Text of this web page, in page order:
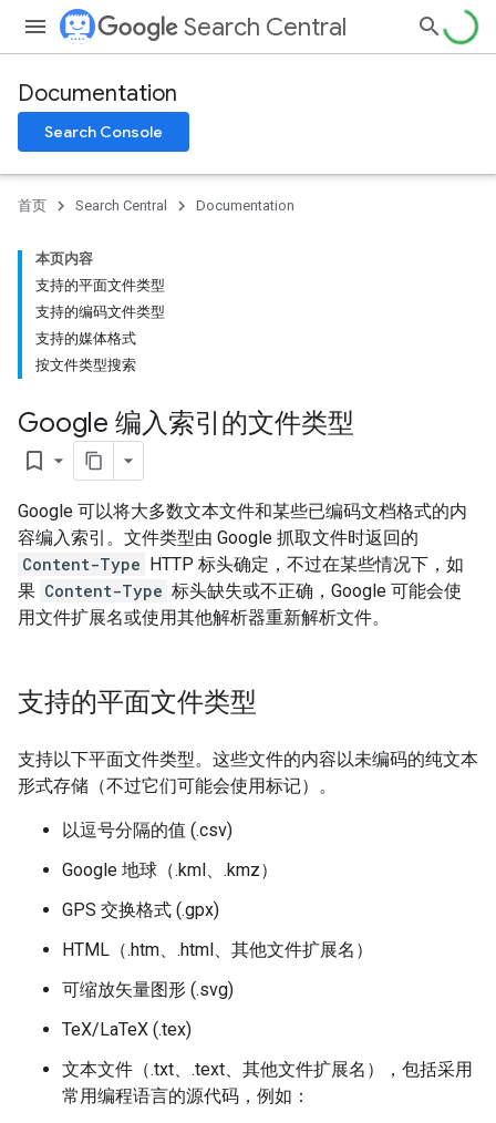
Search Central
Documentation
Search Console
首页 Search Central Documentation
本页内容
支持的平面文件类型
支持的编码文件类型
支持的媒体格式
按文件类型搜索
Google 编入索引的文件类型
bookmark_border
Google 可以将大多数文本文件和某些已编码文档格式的内
容编入索引。文件类型由 Google 抓取文件时返回的
Content-Type HTTP 标头确定，不过在某些情况下，如
果 Content-Type 标头缺失或不正确，Google 可能会使
用文件扩展名或使用其他解析器重新解析文件。
支持的平面文件类型
支持以下平面文件类型。这些文件的内容以未编码的纯文本
形式存储（不过它们可能会使用标记）。
以逗号分隔的值 (.csv)
Google 地球（.kml、.kmz）
GPS 交换格式 (.gpx)
HTML（.htm、.html、其他文件扩展名）
可缩放矢量图形 (.svg)
TeX/LaTeX (.tex)
文本文件（.txt、.text、其他文件扩展名），包括采用
常用编程语言的源代码，例如：